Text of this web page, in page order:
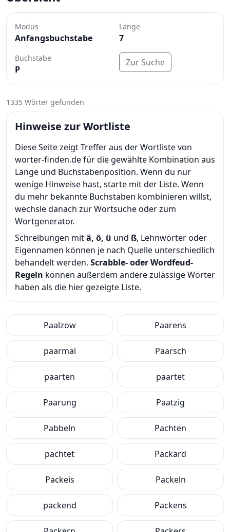
Modus
Anfangsbuchstabe
Länge
7
Buchstabe
P
Zur Suche
1335 Wörter gefunden
Hinweise zur Wortliste
Diese Seite zeigt Treffer aus der Wortliste von
worter-finden.de für die gewählte Kombination aus
Länge und Buchstabenposition. Wenn du nur
wenige Hinweise hast, starte mit der Liste. Wenn
du mehr bekannte Buchstaben kombinieren willst,
wechsle danach zur Wortsuche oder zum
Wortgenerator.
Schreibungen mitä, ö, ü und ß, Lehnwörter oder
Eigennamen können je nach Quelle unterschiedlich
behandelt werden. Scrabble- oder Wordfeud-
Regeln können außerdem andere zulässige Wörter
haben als die hier gezeigte Liste.
Paalzow Paarens
paarmal Paarsch
paarten paartet
Paarung Paatzig
Pabbeln Pachten
pachtet Packard
Packeis Packeln
packend Packens